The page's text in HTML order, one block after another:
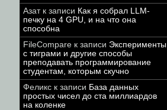
Азатк записи Как я собрал LLM-
печку на 4 GPU, и на что она
способна
FileCompare к записи Эксперименты
с тиграми и другие способы
преподавать программирование
студентам, которым скучно
Феликс к записи База данных
простых чисел до ста миллиардов
на коленке